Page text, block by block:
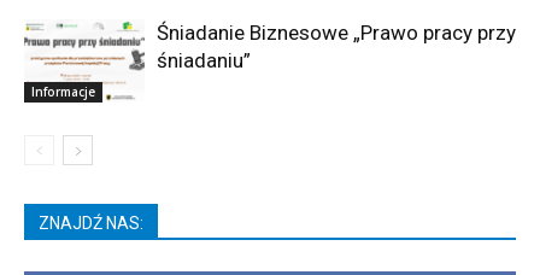
Informacje
Śniadanie Biznesowe „Prawo pracy przy
śniadaniu”
ZNAJDŹ NAS: